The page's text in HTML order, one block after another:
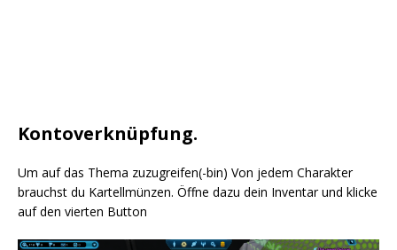
Kontoverknüpfung.
Um auf das Thema zuzugreifen(-bin) Von jedem Charakter
brauchst du Kartellmünzen. Öffne dazu dein Inventar und klicke
auf den vierten Button